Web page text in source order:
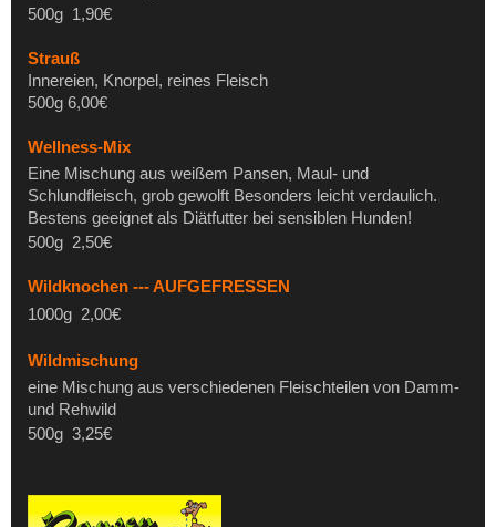
500g 1,90€
Strauß
Innereien, Knorpel, reines Fleisch
500g 6,00€
Wellness-Mix
Eine Mischung aus weißem Pansen, Maul- und
Schlundfleisch, grob gewolft Besonders leicht verdaulich.
Bestens geeignet als Diätfutter bei sensiblen Hunden!
500g 2,50€
Wildknochen --- AUFGEFRESSEN
1000g 2,00€
Wildmischung
eine Mischung aus verschiedenen Fleischteilen von Damm-
und Rehwild
500g 3,25€